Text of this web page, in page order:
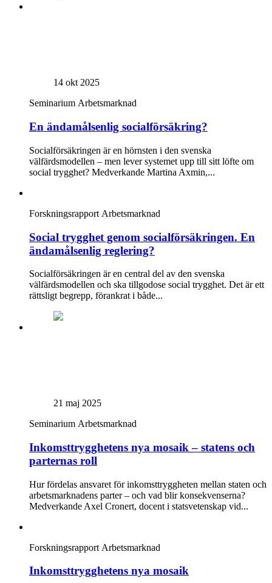
14 okt 2025
Seminarium Arbetsmarknad
En ändamålsenlig socialförsäkring?
Socialförsäkringen är en hörnsten i den svenska
välfärdsmodellen – men lever systemet upp till sitt löfte om
social trygghet? Medverkande Martina Axmin,...
Forskningsrapport Arbetsmarknad
Social trygghet genom socialförsäkringen. En
ändamålsenlig reglering?
Socialförsäkringen är en central del av den svenska
välfärdsmodellen och ska tillgodose social trygghet. Det är ett
rättsligt begrepp, förankrat i både...
21 maj 2025
Seminarium Arbetsmarknad
Inkomst­trygghetens nya mosaik – statens och
parternas roll
Hur fördelas ansvaret för inkomsttryggheten mellan staten och
arbetsmarknadens parter – och vad blir konsekvenserna?
Medverkande Axel Cronert, docent i statsvetenskap vid...
Forskningsrapport Arbetsmarknad
Inkomsttrygghetens nya mosaik